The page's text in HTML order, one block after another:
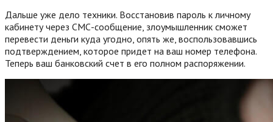
Дальше уже дело техники. Восстановив пароль к личному
кабинету через СМС-сообщение, злоумышленник сможет
перевести деньги куда угодно, опять же, воспользовавшись
подтверждением, которое придет на ваш номер телефона.
Теперь ваш банковский счет в его полном распоряжении.